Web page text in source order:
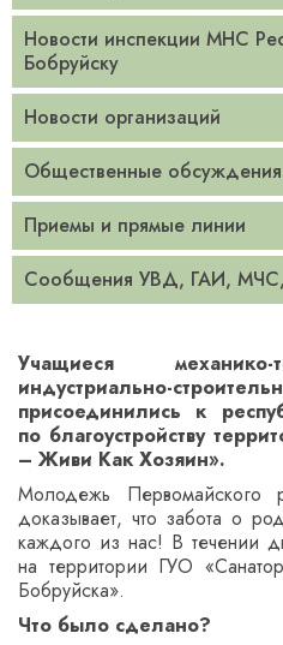
Новости инспекции МНС
Бобруйску
Новости организаций
Общественные обсуждения
Приемы и прямые линии
Сообщения УВД, ГАИ, МЧС,
Учащиеся механико-
индустриально-
присоединились к
по благоустройству
– Живи Как Хозяин».
Молодежь Первомайского
доказывает, что забота о
каждого из нас! В течении
на территории ГУО
Бобруйска».
Что было сделано?